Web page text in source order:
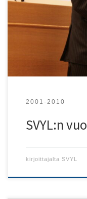
alustaa Viron
euro.
2001-2010
SVYL:n
kirjoittajalta SVYL